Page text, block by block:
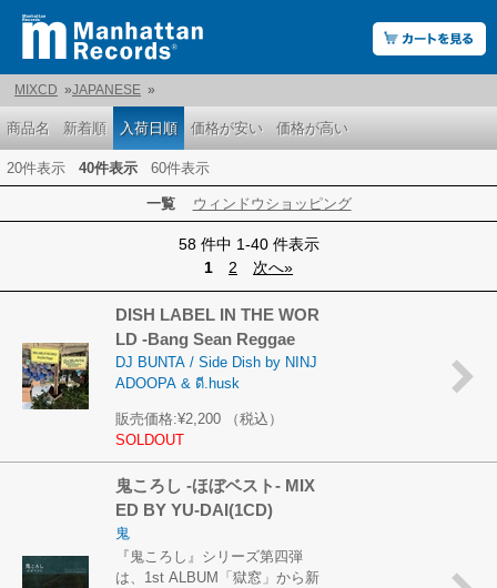
MIXCD »JAPANESE »
商品名 新着順 入荷日順 価格が安い 価格が高い
20件表示 40件表示 60件表示
一覧 ウィンドウショッピング
58 件中 1-40 件表示
1
2 次へ»
DISH LABEL IN THE WOR
LD -Bang Sean Reggae
DJ BUNTA / Side Dish by NINJ
ADOOPA & ดี.husk
販売価格:¥2,200
（税込）
SOLDOUT
鬼ころし -ほぼベスト- MIX
ED BY YU-DAI(1CD)
鬼
『鬼ころし』シリーズ第四弾
は、1st ALBUM「獄窓」から新